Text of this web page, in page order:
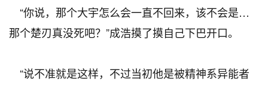
“你说，那个大宇怎么会一直不回来，该不会是…
那个楚刃真没死吧？”成浩摸了摸自己下巴开口。
“说不准就是这样，不过当初他是被精神系异能者